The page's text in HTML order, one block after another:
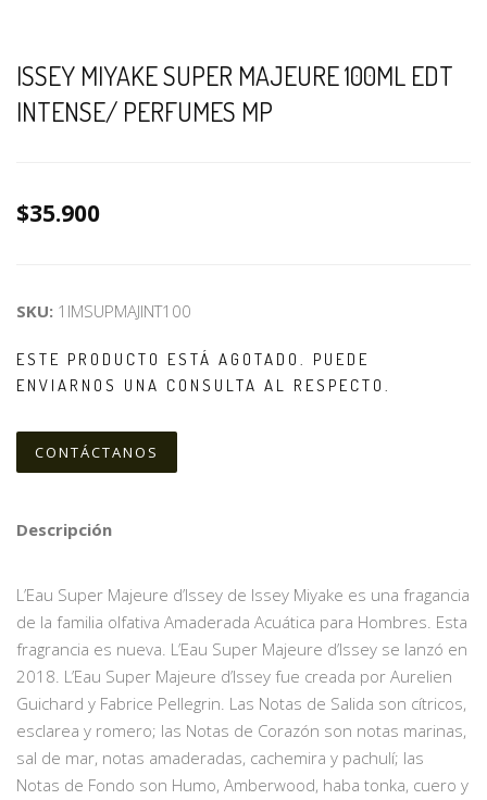
ISSEY MIYAKE SUPER MAJEURE 100ML EDT
INTENSE/ PERFUMES MP
$35.900
SKU: 1IMSUPMAJINT100
ESTE PRODUCTO ESTÁ AGOTADO. PUEDE
ENVIARNOS UNA CONSULTA AL RESPECTO.
CONTÁCTANOS
Descripción
L’Eau Super Majeure d’Issey de Issey Miyake es una fragancia
de la familia olfativa Amaderada Acuática para Hombres. Esta
fragrancia es nueva. L’Eau Super Majeure d’Issey se lanzó en
2018. L’Eau Super Majeure d’Issey fue creada por Aurelien
Guichard y Fabrice Pellegrin. Las Notas de Salida son cítricos,
esclarea y romero; las Notas de Corazón son notas marinas,
sal de mar, notas amaderadas, cachemira y pachulí; las
Notas de Fondo son Humo, Amberwood, haba tonka, cuero y